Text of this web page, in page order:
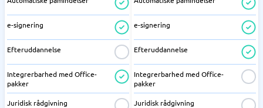
e-signering
Efteruddannelse
Integrerbarhed med Office-
pakker
Juridisk rådgivning
e-signering
Efteruddannelse
Integrerbarhed med Office-
pakker
Juridisk rådgivning